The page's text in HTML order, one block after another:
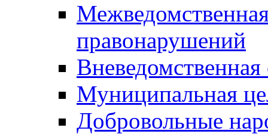
правонарушений
Вневедомственная
Муниципальная
Добровольные